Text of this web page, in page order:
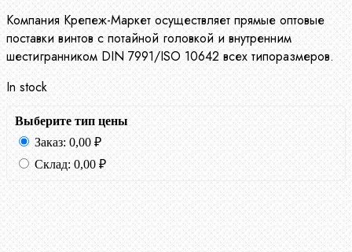
Компания Крепеж-Маркет осуществляет прямые оптовые
поставки винтов с потайной головкой и внутренним
шестигранником DIN 7991/ISO 10642 всех типоразмеров.
In stock
Выберите тип цены
Заказ: 0,00 ₽
Склад: 0,00 ₽